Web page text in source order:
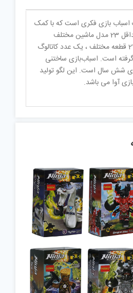
بازی فکری است که با کمک
قطعات آن می توان حداقل 23 مدل ماشین مختلف
ساخت. درون جعبه 278 قطعه مختلف ، یک عدد کاتالوگ
است. اسباب‌بازی ساختنی
شش سال است. این لگو تولید
آوا می باشد.